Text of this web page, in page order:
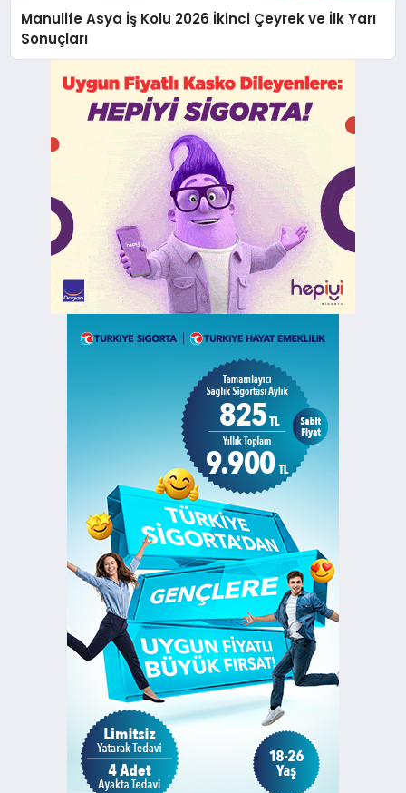
Manulife Asya İş Kolu 2026 İkinci Çeyrek ve İlk Yarı
Sonuçları